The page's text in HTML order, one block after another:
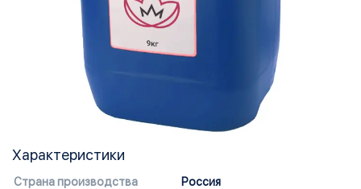
Характеристики
Страна производства Россия